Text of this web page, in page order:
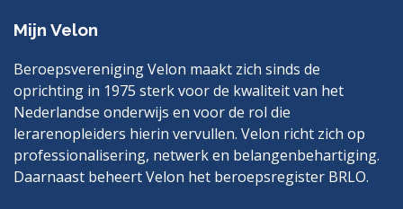
Mijn Velon
Beroepsvereniging Velon maakt zich sinds de
oprichting in 1975 sterk voor de kwaliteit van het
Nederlandse onderwijs en voor de rol die
lerarenopleiders hierin vervullen. Velon richt zich op
professionalisering, netwerk en belangenbehartiging.
Daarnaast beheert Velon het beroepsregister BRLO.